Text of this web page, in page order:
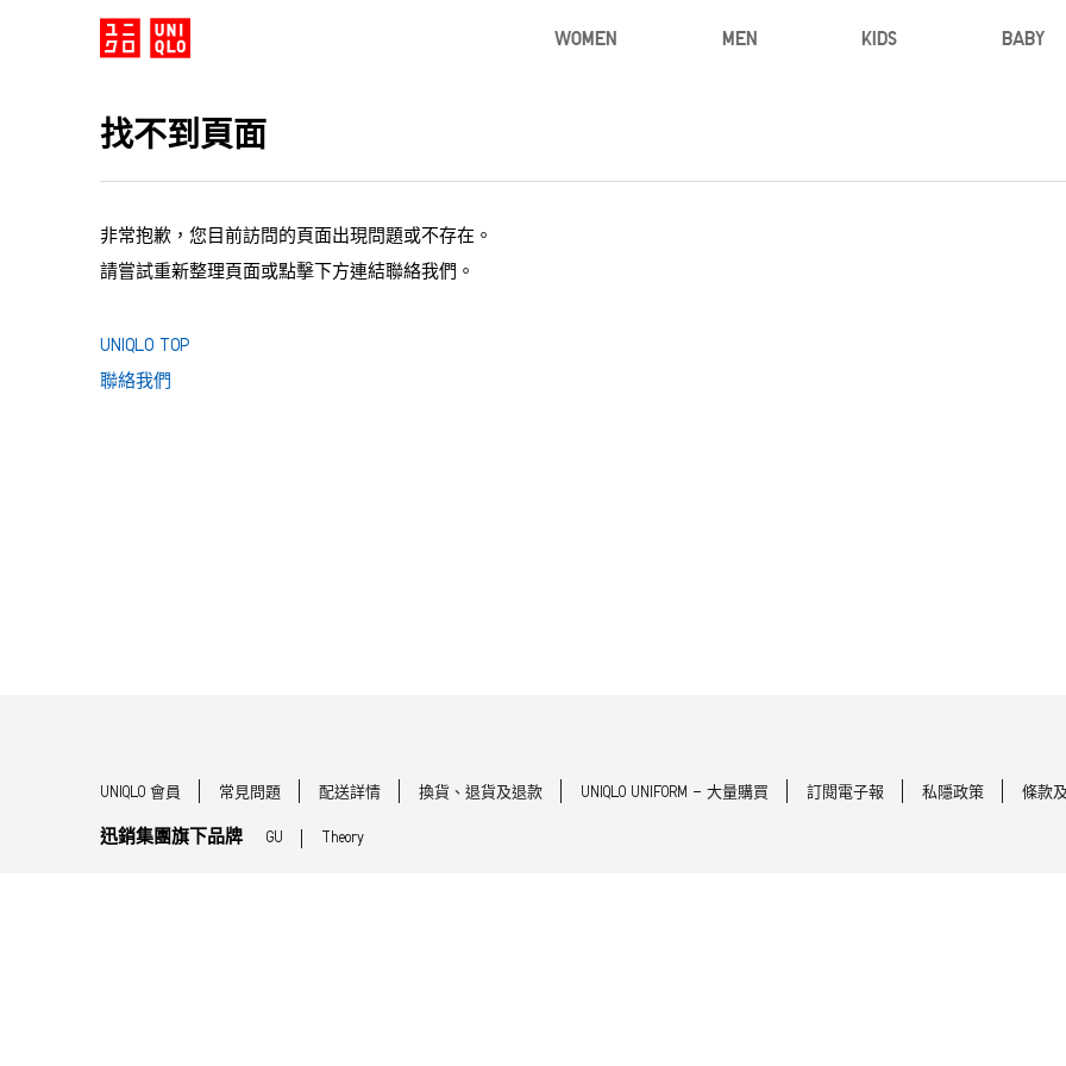
WOMEN MEN KIDS BABY
找不到頁面
非常抱歉，您目前訪問的頁面出現問題或不存在。
請嘗試重新整理頁面或點擊下方連結聯絡我們。
UNIQLO TOP
聯絡我們
UNIQLO 會員 常見問題 配送詳情 換貨、退貨及退款 UNIQLO UNIFORM - 大量購買 訂閱電子報 私隱政策 條款
迅銷集團旗下品牌 GU Theory